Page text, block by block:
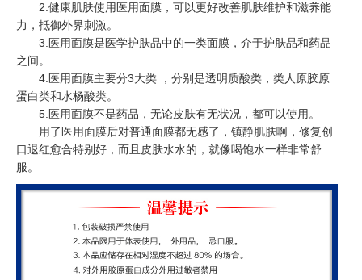
2.健康肌肤使用医用面膜，可以更好改善肌肤维护和滋养能
力，抵御外界刺激。
3.医用面膜是医学护肤品中的一类面膜，介于护肤品和药品
之间。
4.医用面膜主要分3大类 ，分别是透明质酸类，类人原胶原
蛋白类和水杨酸类。
5.医用面膜不是药品，无论皮肤有无状况，都可以使用。
用了医用面膜后对普通面膜都无感了，镇静肌肤啊，修复创
口退红愈合特别好，而且皮肤水水的，就像喝饱水一样非常舒
服。